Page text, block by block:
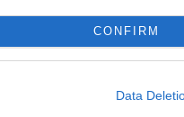
CONFIRM
Data
WINDTRE, con